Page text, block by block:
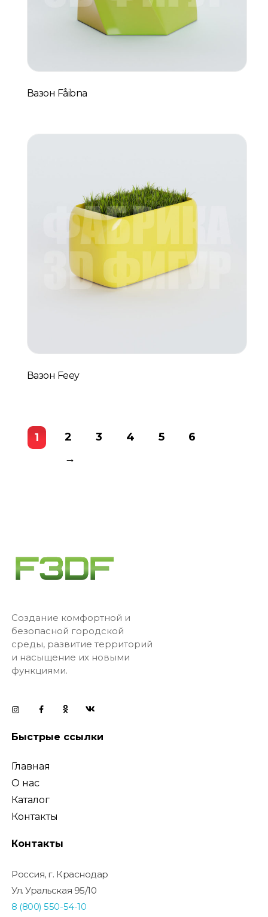
Вазон Fåibna
Вазон Feey
1 2 3 4 5
6
→
Создание комфортной и
безопасной городской
среды, развитие территорий
и насыщение их новыми
функциями.
Быстрые ссылки
Главная
О нас
Каталог
Контакты
Контакты
Россия, г. Краснодар
Ул. Уральская 95/10
8 (800) 550-54-10